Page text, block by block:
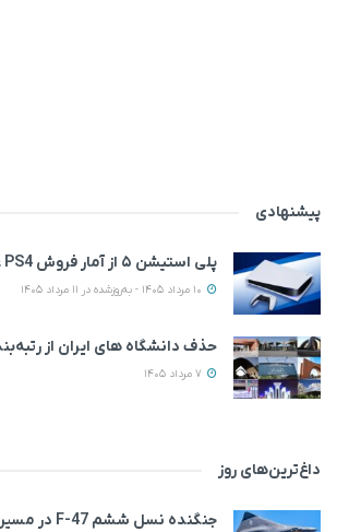
پیشنهادی
پلی استیشن ۵ از آمار فروش PS4 عقب افتاد
حذف دانشگاه های ایران از رتبه‌بندی
داغ‌ترین‌های روز
جنگنده نسل ششم F-47 در مسیر نخستین پرواز